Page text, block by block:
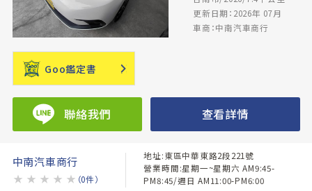
更新日期：2026年 07月
車商：中南汽車商行
Goo鑑定書
聯絡我們 查看詳情
中南汽車商行
★ ★ ★ ★ ★ （0件）
地址:東區中華東路2段221號
營業時間:星期一~星期六 AM9:45-
PM8:45/週日 AM11:00-PM6:00